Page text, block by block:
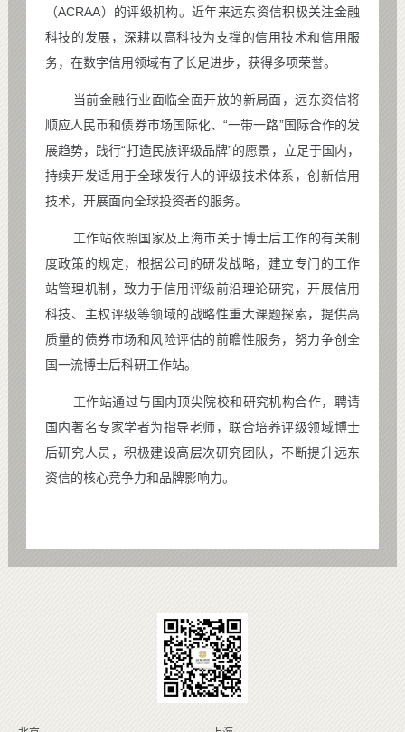
（ACRAA）的评级机构。近年来远东资信积极关注金融
科技的发展，深耕以高科技为支撑的信用技术和信用服
务，在数字信用领域有了长足进步，获得多项荣誉。
当前金融行业面临全面开放的新局面，远东资信将
顺应人民币和债券市场国际化、“一带一路”国际合作的发
展趋势，践行“打造民族评级品牌”的愿景，立足于国内，
持续开发适用于全球发行人的评级技术体系，创新信用
技术，开展面向全球投资者的服务。
工作站依照国家及上海市关于博士后工作的有关制
度政策的规定，根据公司的研发战略，建立专门的工作
站管理机制，致力于信用评级前沿理论研究，开展信用
科技、主权评级等领域的战略性重大课题探索，提供高
质量的债券市场和风险评估的前瞻性服务，努力争创全
国一流博士后科研工作站。
工作站通过与国内顶尖院校和研究机构合作，聘请
国内著名专家学者为指导老师，联合培养评级领域博士
后研究人员，积极建设高层次研究团队，不断提升远东
资信的核心竞争力和品牌影响力。